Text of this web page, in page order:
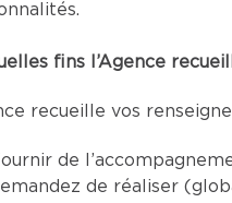
fins l’Agence
recueille vos
de
de réaliser